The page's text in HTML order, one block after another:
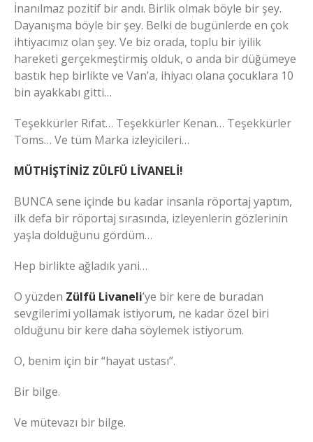
İnanılmaz pozitif bir andı. Birlik olmak böyle bir şey.
Dayanışma böyle bir şey. Belki de bugünlerde en çok
ihtiyacımız olan şey. Ve biz orada, toplu bir iyilik
hareketi gerçekmeştirmiş olduk, o anda bir düğümeye
bastık hep birlikte ve Van’a, ihiyacı olana çocuklara 10
bin ayakkabı gitti…
Teşekkürler Rıfat… Teşekkürler Kenan… Teşekkürler
Toms… Ve tüm Marka izleyicileri…
MÜTHİŞTİNİZ ZÜLFÜ LİVANELİ!
BUNCA sene içinde bu kadar insanla röportaj yaptım,
ilk defa bir röportaj sırasında, izleyenlerin gözlerinin
yaşla dolduğunu gördüm…
Hep birlikte ağladık yani…
O yüzden Zülfü Livaneli’ye bir kere de buradan
sevgilerimi yollamak istiyorum, ne kadar özel biri
olduğunu bir kere daha söylemek istiyorum.
O, benim için bir “hayat ustası”.
Bir bilge.
Ve mütevazı bir bilge.